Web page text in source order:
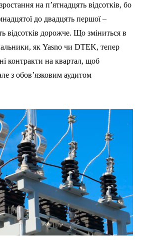
на п’ятнадцять відсотків, бо
до двадцять першої –
відсотків дорожче. Що зміниться в
як Yasno чи DTEK, тепер
контракти на квартал, щоб
з обов’язковим аудитом